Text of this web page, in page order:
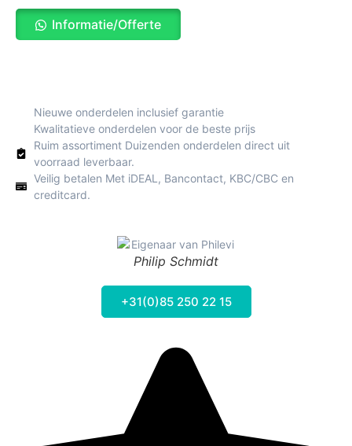
Informatie/Offerte
Nieuwe onderdelen inclusief garantie
Kwalitatieve onderdelen voor de beste prijs
Ruim assortiment Duizenden onderdelen direct uit
voorraad leverbaar.
Veilig betalen Met iDEAL, Bancontact, KBC/CBC en
creditcard.
Philip Schmidt
+31(0)85 250 22 15